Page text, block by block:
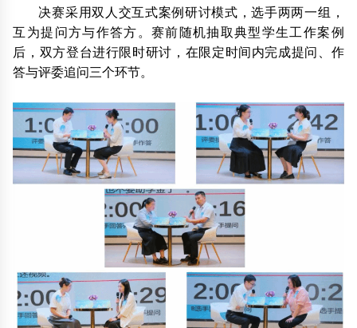
决赛采用双人交互式案例研讨模式，选手两两一组，
互为提问方与作答方。赛前随机抽取典型学生工作案例
后，双方登台进行限时研讨，在限定时间内完成提问、作
答与评委追问三个环节。